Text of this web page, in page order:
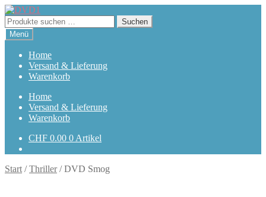
Zur
Navigation
springen
Zum
Inhalt
springen
Suchen
nach:
Suchen
Menü
Home
Versand & Lieferung
Warenkorb
Home
Versand & Lieferung
Warenkorb
CHF 0.00 0 Artikel
Start /Thriller/DVD Smog